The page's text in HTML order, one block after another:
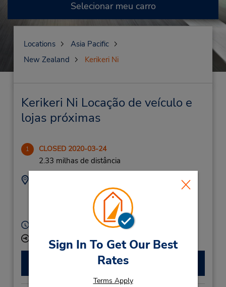
Sign In To Get Our Best
Rates
Terms Apply
Selecionar meu carro
Locations
Asia Pacific
New Zealand
Kerikeri Ni
Kerikeri Ni Locação de veículo e
lojas próximas
1 CLOSED 2020-03-24
2.33 milhas de distância
Endereço:
Kerikeri Ni,
New Zealand
Horário de funcionamento:
Local de entrega das chaves
Fazer uma reserva